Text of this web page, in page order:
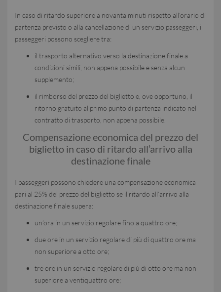
In caso di ritardo superiore a novanta minuti rispetto all’orario di
partenza previsto o alla cancellazione di un servizio passeggeri, i
passeggeri possono scegliere tra:
il trasporto alternativo verso la destinazione finale a
condizioni simili, non appena possibile e senza alcun
supplemento;
il rimborso del prezzo del biglietto e, ove opportuno, il
ritorno gratuito al primo punto di partenza indicato nel
contratto di trasporto, non appena possibile.
Compensazione economica del prezzo del
biglietto in caso di ritardo all’arrivo alla
destinazione finale
I passeggeri possono chiedere una compensazione economica
pari al 25% del prezzo del biglietto se il ritardo all’arrivo alla
destinazione finale supera:
un’ora in un servizio regolare fino a quattro ore;
due ore in un servizio regolare di più di quattro ore ma
non superiore a otto ore;
tre ore in un servizio regolare di più di otto ore ma non
superiore a ventiquattro ore;